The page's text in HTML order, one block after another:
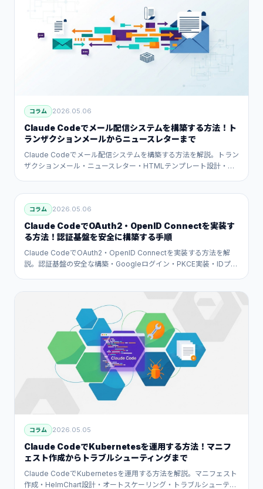
コラム 2026.05.06
Claude Codeでメール配信システムを構築する方法！ト
ランザクションメールからニュースレターまで
Claude Codeでメール配信システムを構築する方法を解説。トラン
ザクションメール・ニュースレター・HTMLテンプレート設計・配
コラム 2026.05.06
Claude CodeでOAuth2・OpenID Connectを実装す
る方法！認証基盤を安全に構築する手順
Claude CodeでOAuth2・OpenID Connectを実装する方法を解
説。認証基盤の安全な構築・Googleログイン・PKCE実装・IDプロ
コラム 2026.05.05
Claude CodeでKubernetesを運用する方法！マニフ
ェスト作成からトラブルシューティングまで
Claude CodeでKubernetesを運用する方法を解説。マニフェスト
作成・HelmChart設計・オートスケーリング・トラブルシューティ